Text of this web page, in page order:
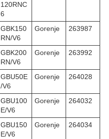
120RNC
6
GBK150
RN/V6
Gorenje 263987
GBK200
RN/V6
Gorenje 263992
GBU50E
/V6
Gorenje 264028
GBU100
E/V6
Gorenje 264032
GBU150
E/V6
Gorenje 264034